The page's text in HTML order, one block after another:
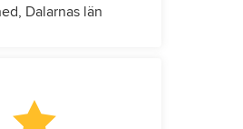
Dalarnas län